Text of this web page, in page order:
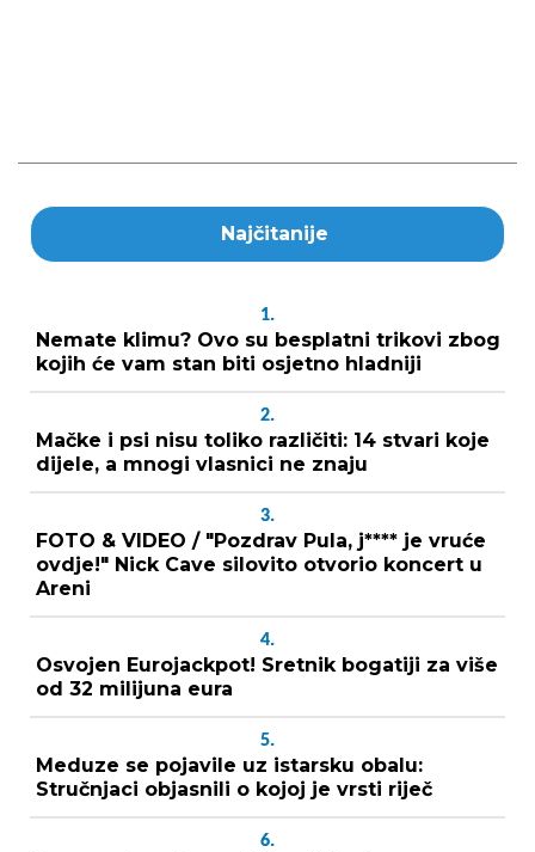
Najčitanije
1.
Nemate klimu? Ovo su besplatni trikovi zbog
kojih će vam stan biti osjetno hladniji
2.
Mačke i psi nisu toliko različiti: 14 stvari koje
dijele, a mnogi vlasnici ne znaju
3.
FOTO & VIDEO / "Pozdrav Pula, j**** je vruće
ovdje!" Nick Cave silovito otvorio koncert u
Areni
4.
Osvojen Eurojackpot! Sretnik bogatiji za više
od 32 milijuna eura
5.
Meduze se pojavile uz istarsku obalu:
Stručnjaci objasnili o kojoj je vrsti riječ
6.